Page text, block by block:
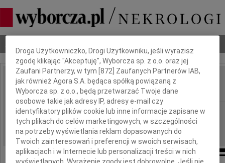
IMIĘ I NAZWISKO: Wiesław Grudzewski
REGION: cała Polska
DATA EMISJI: 01.02.2018
Dbamy o Twoją prywatność
Droga Użytkowniczko, Drogi Użytkowniku, jeśli wyrazisz
zgodę klikając "Akceptuję", Wyborcza sp. z o.o. oraz jej
Zaufani Partnerzy, w tym [872 ] Zaufanych Partnerów IAB,
jak również Agora S.A. będąca spółką powiązaną z
Wyborcza sp. z o.o., będą przetwarzać Twoje dane
osobowe takie jak adresy IP, adresy e-mail czy
identyfikatory plików cookie lub inne informacje zapisane w
tych plikach do celów marketingowych, w szczególności
na potrzeby wyświetlania reklam dopasowanych do
Twoich zainteresowań i preferencji w swoich serwisach,
aplikacjach i w Internecie lub personalizacji treści w nich
wyświetlanych. Wyrażenie zgody jest dobrowolne. Jeśli nie